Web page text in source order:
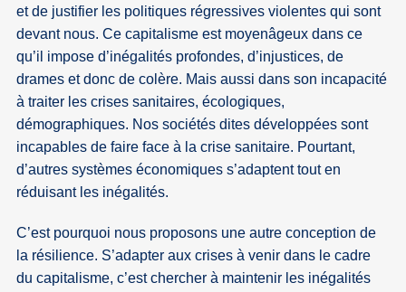
et de justifier les politiques régressives violentes qui sont
devant nous. Ce capitalisme est moyenâgeux dans ce
qu’il impose d’inégalités profondes, d’injustices, de
drames et donc de colère. Mais aussi dans son incapacité
à traiter les crises sanitaires, écologiques,
démographiques. Nos sociétés dites développées sont
incapables de faire face à la crise sanitaire. Pourtant,
d’autres systèmes économiques s’adaptent tout en
réduisant les inégalités.
C’est pourquoi nous proposons une autre conception de
la résilience. S’adapter aux crises à venir dans le cadre
du capitalisme, c’est chercher à maintenir les inégalités